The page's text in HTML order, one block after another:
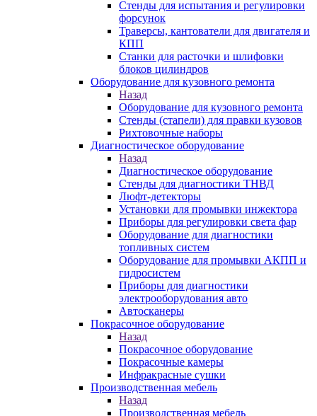
Стенды для испытания и регулировки
форсунок
Траверсы, кантователи для двигателя и
КПП
Станки для расточки и шлифовки
блоков цилиндров
Оборудование для кузовного ремонта
Назад
Оборудование для кузовного ремонта
Стенды (стапели) для правки кузовов
Рихтовочные наборы
Диагностическое оборудование
Назад
Диагностическое оборудование
Стенды для диагностики ТНВД
Люфт-детекторы
Установки для промывки инжектора
Приборы для регулировки света фар
Оборудование для диагностики
топливных систем
Оборудование для промывки АКПП и
гидросистем
Приборы для диагностики
электрооборудования авто
Автосканеры
Покрасочное оборудование
Назад
Покрасочное оборудование
Покрасочные камеры
Инфракрасные сушки
Производственная мебель
Назад
Производственная мебель